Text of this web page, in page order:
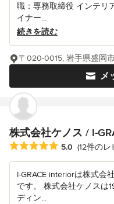
職：専務取締役 インテリ
イナー...
続きを読む
メ
〒020-0015, 岩手県盛岡
株式会社ケノス / I-
平均評価：5つ星中 星5
5.0 (12件のレ
I-GRACE interiorは株式会
です。 株式会社ケノスは
ディン...